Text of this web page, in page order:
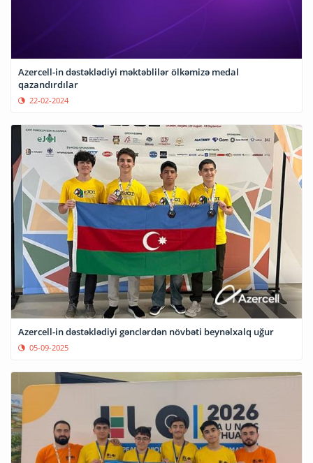
Azercell-in dəstəklədiyi məktəblilər ölkəmizə medal
qazandırdılar
22-02-2024
Azercell-in dəstəklədiyi gənclərdən növbəti beynəlxalq uğur
05-09-2025